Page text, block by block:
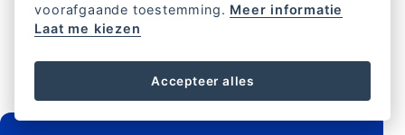
FOOTER
voorafgaande toestemming. Meer informatie
Laat me kiezen
Accepteer alles